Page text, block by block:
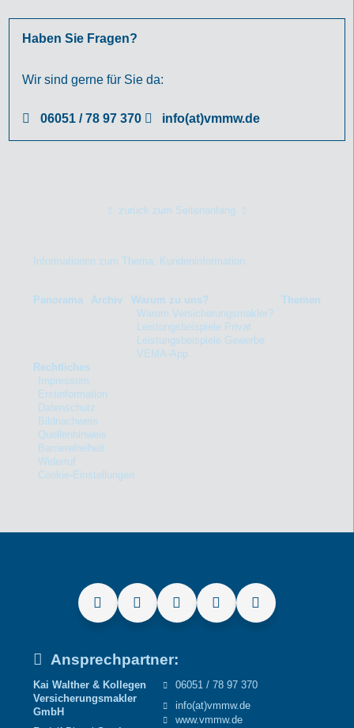
Haben Sie Fragen?
Wir sind gerne für Sie da:
06051 / 78 97 370 info(at)vmmw.de
zurück zum Seitenanfang
Informationen zum Thema: Kundeninformation
Panorama Archiv
Warum zu uns?
Warum Versicherungsmakler?
Leistungsbeispiele Privat
Leistungsbeispiele Gewerbe
VEMA-App
Themen
Rechtliches
Impressum
Erstinformation
Datenschutz
Bildnachweis
Quellenhinweis
Barrierefreiheit
Widerruf
Cookie-Einstellungen
Ansprechpartner:
Kai Walther & Kollegen
Versicherungsmakler
GmbH
06051 / 78 97 370
info(at)vmmw.de
www.vmmw.de